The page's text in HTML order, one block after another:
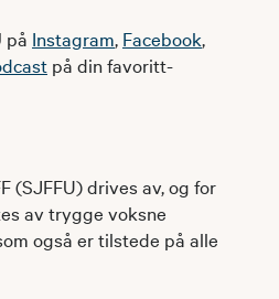
på Instagram, Facebook,
på din favoritt-
(SJFFU) drives av, og for
av trygge voksne
også er tilstede på alle